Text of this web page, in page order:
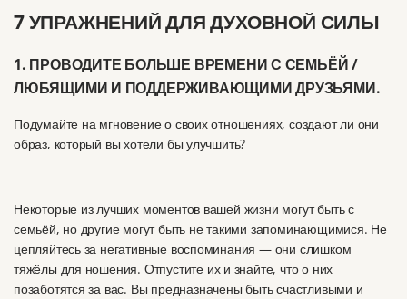
7 УПРАЖНЕНИЙ ДЛЯ ДУХОВНОЙ СИЛЫ
1. ПРОВОДИТЕ БОЛЬШЕ ВРЕМЕНИ С СЕМЬЁЙ /
ЛЮБЯЩИМИ И ПОДДЕРЖИВАЮЩИМИ ДРУЗЬЯМИ.
Подумайте на мгновение о своих отношениях, создают ли они
образ, который вы хотели бы улучшить?
Некоторые из лучших моментов вашей жизни могут быть с
семьёй, но другие могут быть не такими запоминающимися. Не
цепляйтесь за негативные воспоминания — они слишком
тяжёлы для ношения. Отпустите их и знайте, что о них
позаботятся за вас. Вы предназначены быть счастливыми и